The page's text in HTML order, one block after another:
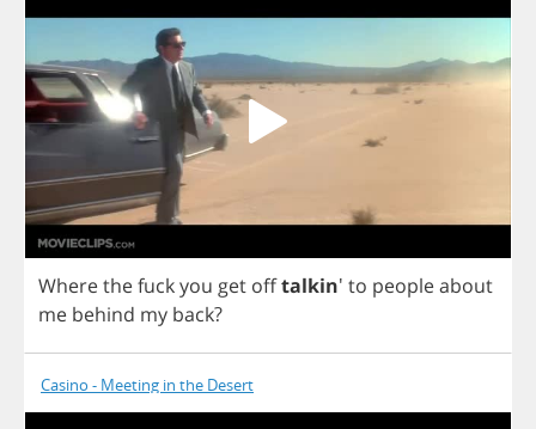
Wherethefuckyou get offtalkin' to peopleabout
me behind my back?
Casino - Meeting in the Desert